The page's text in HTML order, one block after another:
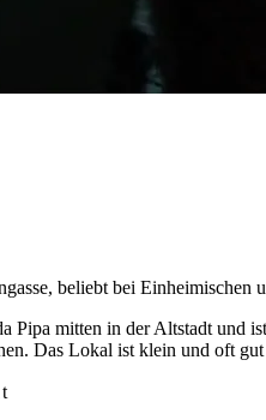
beliebt bei Einheimischen
Pipa mitten in der Altstadt und
Das Lokal ist klein und oft